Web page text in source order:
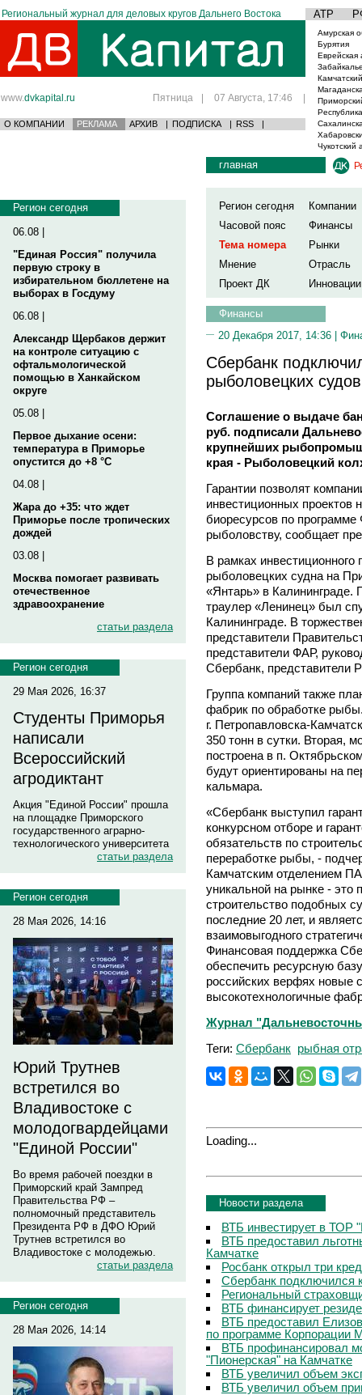
Региональный журнал для деловых кругов Дальнего Востока АТР
www.dvkapital.ru Пятница | 07 Августа, 17:46 |
О КОМПАНИИ РЕКЛАМА АРХИВ | ПОДПИСКА | RSS |
Амурская
Бурятия
Еврейская
Чукотский
Регион сегодня
06.08 |
"Единая Россия" получила
первую строку в
избирательном бюллетене на
выборах в Госдуму
06.08 |
Александр Щербаков держит
на контроле ситуацию с
офтальмологической
помощью в Ханкайском
округе
05.08 |
Первое дыхание осени:
температура в Приморье
опустится до +8 °C
04.08 |
Жара до +35: что ждет
Приморье после тропических
дождей
03.08 |
Москва помогает развивать
отечественное
здравоохранение
статьи раздела
Регион сегодня
29 Мая 2026, 16:37
Студенты Приморья
написали
Всероссийский
агродиктант
Акция "Единой России" прошла
на площадке Приморского
государственного аграрно-
технологического университета
статьи раздела
Регион сегодня
28 Мая 2026, 14:16
Юрий Трутнев
встретился во
Владивостоке с
молодогвардейцами
"Единой России"
Во время рабочей поездки в
Приморский край Зампред
Правительства РФ –
полномочный представитель
Президента РФ в ДФО Юрий
Трутнев встретился во
Владивостоке с молодежью.
статьи раздела
Регион сегодня
28 Мая 2026, 14:14
главная
Регион сегодня
Компании
Часовой пояс
Финансы
Тема номера
Рынки
Мнение
Отрасль
Проект ДК
Инновации
Финансы
20 Декабря 2017, 14:36 |
Сбербанк
рыболовецких судов
Соглашение о выдаче
руб. подписали
крупнейших
края - Рыболовецкий
Гарантии позволят
инвестиционных проектов
биоресурсов по программе
рыболовству, сообщает
В рамках инвестиционного
рыболовецких судна на
«Янтарь» в Калининграде.
траулер «Ленинец» был
Калининграде. В
представители
представители ФАР,
Сбербанк, представители
Группа компаний также
фабрик по обработке
г. Петропавловска-
350 тонн в сутки. Вторая,
построена в п.
будут ориентированы на
кальмара.
«Сбербанк выступил
конкурсном отборе и
обязательств по
переработке рыбы, -
Камчатским отделением
уникальной на рынке - это
строительство подобных
последние 20 лет, и
взаимовыгодного
Финансовая поддержка
обеспечить ресурсную
российских верфях новые
высокотехнологичные
Журнал
Теги: Сбербанк рыбная
Loading...
Новости раздела
ВТБ инвестирует в ТОР
ВТБ предоставил
Камчатке
Росбанк открыл три
Сбербанк подключился
Региональный
ВТБ финансирует
ВТБ предоставил
по программе Корпорации
ВТБ профинансировал
"Пионерская" на Камчатке
ВТБ увеличил объем
ВТБ увеличил объем